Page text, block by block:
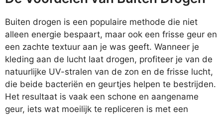
Buiten drogen is een populaire methode die niet
alleen energie bespaart, maar ook een frisse geur en
een zachte textuur aan je was geeft. Wanneer je
kleding aan de lucht laat drogen, profiteer je van de
natuurlijke UV-stralen van de zon en de frisse lucht,
die beide bacteriën en geurtjes helpen te bestrijden.
Het resultaat is vaak een schone en aangename
geur, iets wat moeilijk te repliceren is met een